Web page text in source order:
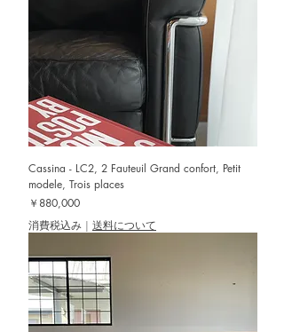
Cassina - LC2, 2 Fauteuil Grand confort, Petit
modele, Trois places
価格
￥880,000
消費税込み | 送料について